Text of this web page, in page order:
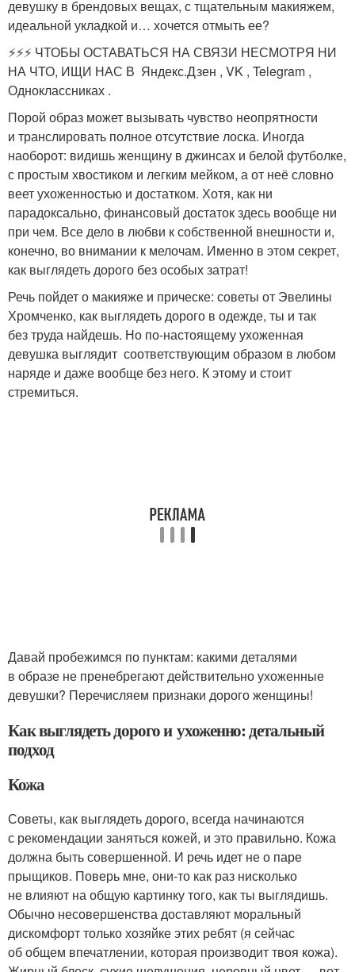
девушку в брендовых вещах, с тщательным макияжем,
идеальной укладкой и… хочется отмыть ее?
⚡️⚡️⚡️ ЧТОБЫ ОСТАВАТЬСЯ НА СВЯЗИ НЕСМОТРЯ НИ
НА ЧТО, ИЩИ НАС В Яндекс.Дзен , VK , Telegram ,
Одноклассниках .
Порой образ может вызывать чувство неопрятности
и транслировать полное отсутствие лоска. Иногда
наоборот: видишь женщину в джинсах и белой футболке,
с простым хвостиком и легким мейком, а от неё словно
веет ухоженностью и достатком. Хотя, как ни
парадоксально, финансовый достаток здесь вообще ни
при чем. Все дело в любви к собственной внешности и,
конечно, во внимании к мелочам. Именно в этом секрет,
как выглядеть дорого без особых затрат!
Речь пойдет о макияже и прическе: советы от Эвелины
Хромченко, как выглядеть дорого в одежде, ты и так
без труда найдешь. Но по-настоящему ухоженная
девушка выглядит соответствующим образом в любом
наряде и даже вообще без него. К этому и стоит
стремиться.
Давай пробежимся по пунктам: какими деталями
в образе не пренебрегают действительно ухоженные
девушки? Перечисляем признаки дорого женщины!
Как выглядеть дорого и ухоженно: детальный
подход
Кожа
Советы, как выглядеть дорого, всегда начинаются
с рекомендации заняться кожей, и это правильно. Кожа
должна быть совершенной. И речь идет не о паре
прыщиков. Поверь мне, они-то как раз нисколько
не влияют на общую картинку того, как ты выглядишь.
Обычно несовершенства доставляют моральный
дискомфорт только хозяйке этих ребят (я сейчас
об общем впечатлении, которая производит твоя кожа).